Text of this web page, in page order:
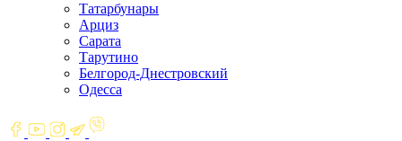
Татарбунары
Арциз
Сарата
Тарутино
Белгород-Днестровский
Одесса